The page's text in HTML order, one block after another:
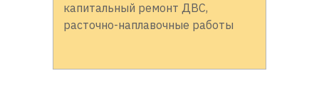
капитальный ремонт ДВС,
расточно-наплавочные работы